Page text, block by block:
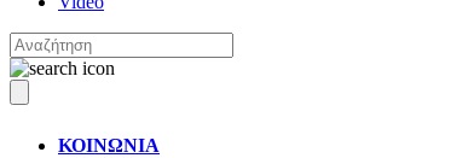
ΚΟΙΝΩΝΙΑ